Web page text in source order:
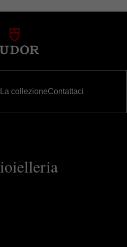
La collezioneContattaci